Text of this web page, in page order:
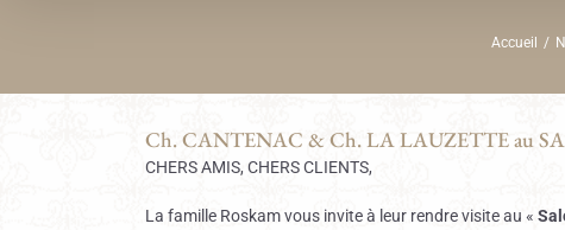
Accueil /
Ch. CANTENAC & Ch. LA LAUZETTE au
CHERS AMIS, CHERS CLIENTS,
La famille Roskam vous invite à leur rendre visite au «